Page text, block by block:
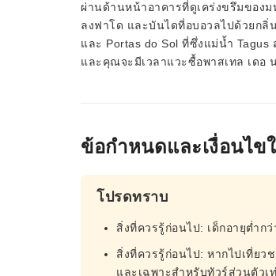
ผ่านด้านหน้าอาคารที่ดูเคร่งขรึมของม
ลงฟาโด และบันไดที่อบอวลไปด้วยกลิ่
และ Portas do Sol ที่ซึ่งแม่น้ำ
และคุณจะมีเวลาแวะซื้อพาสเทล เดอ
ข้อกำหนดและเงื่อนไข
โปรดทราบ
สิ่งที่ควรรู้ก่อนไป: เด็กอายุต่ำก
สิ่งที่ควรรู้ก่อนไป: หากไปเที่ยว
และเฉพาะสำหรับทัวร์ส่วนตัวเ